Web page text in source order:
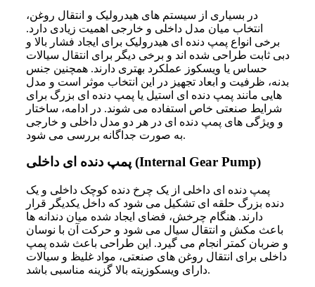
در بسیاری از سیستم های هیدرولیک و انتقال روغن،
انتخاب میان مدل داخلی و خارجی اهمیت زیادی دارد.
برخی انواع پمپ دنده ای هیدرولیک برای ایجاد فشار بالا و
دبی ثابت طراحی شده اند و برخی دیگر برای انتقال سیالات
حساس یا ویسکوز عملکرد بهتری دارند. همچنین جنس
بدنه، ظرفیت و ابعاد تجهیز در این انتخاب موثر است و مدل
هایی مانند پمپ دنده ای استیل یا پمپ دنده ای بزرگ برای
شرایط صنعتی خاص استفاده می شوند. در ادامه، ساختار
و ویژگی های پمپ دنده ای در هر دو مدل داخلی و خارجی
به صورت جداگانه بررسی می شود.
پمپ دنده ای داخلی (Internal Gear Pump)
پمپ دنده ای داخلی از یک چرخ دنده کوچک داخلی و یک
دنده بزرگ حلقه ای تشکیل می شود که داخل یکدیگر قرار
دارند. هنگام چرخش، فضای ایجاد شده میان دندانه ها
باعث مکش و انتقال سیال می شود و حرکت آن با نوسان
و ضربان کمتر انجام می گیرد. این طراحی باعث شده پمپ
داخلی برای انتقال روغن های صنعتی، مواد غلیظ و سیالات
دارای ویسکوزیته بالا گزینه مناسبی باشد.